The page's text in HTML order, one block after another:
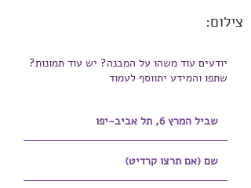
צילום:
יודעים עוד משהו על המבנה? יש עוד תמונות?
שתפו והמידע יתווסף לעמוד